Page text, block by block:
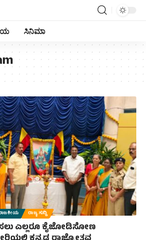
ಸಿನಿಮಾ
ರಾಜ್ಯ ಸುದ್ದಿ
ಎಲ್ಲರೂ ಕೈಜೋಡಿಸೋಣ